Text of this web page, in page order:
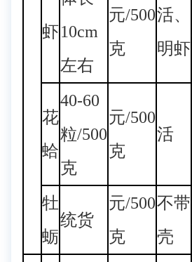
虾10cm
左右
元/500
克
活、
明虾
花
蛤
40-60
粒/500
克
元/500
克
活
牡
蛎
统货
元/500
克
不带
壳